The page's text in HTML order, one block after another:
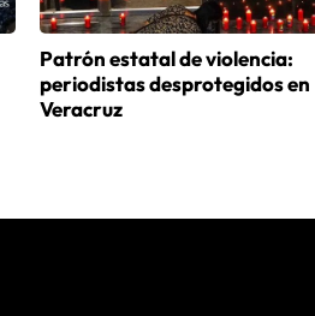
Patrón estatal de violencia:
periodistas desprotegidos en
Veracruz